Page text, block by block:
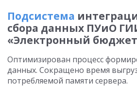
Подсистема
сбора данных ПУиО
«Электронный
Оптимизирован процесс
данных. Сокращено время
потребляемой памяти сервера.